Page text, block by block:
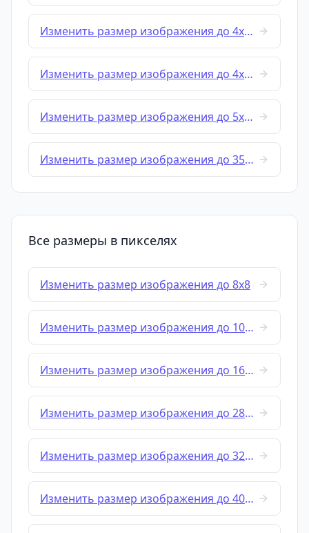
Изменить размер изображения до 4x4 cm
Изменить размер изображения до 4x6 cm
Изменить размер изображения до 5x5 cm
Изменить размер изображения до 35x45-mm
Все размеры в пикселях
Изменить размер изображения до 8x8
Изменить размер изображения до 10x10
Изменить размер изображения до 16x16
Изменить размер изображения до 28x28
Изменить размер изображения до 32x32
Изменить размер изображения до 40x40